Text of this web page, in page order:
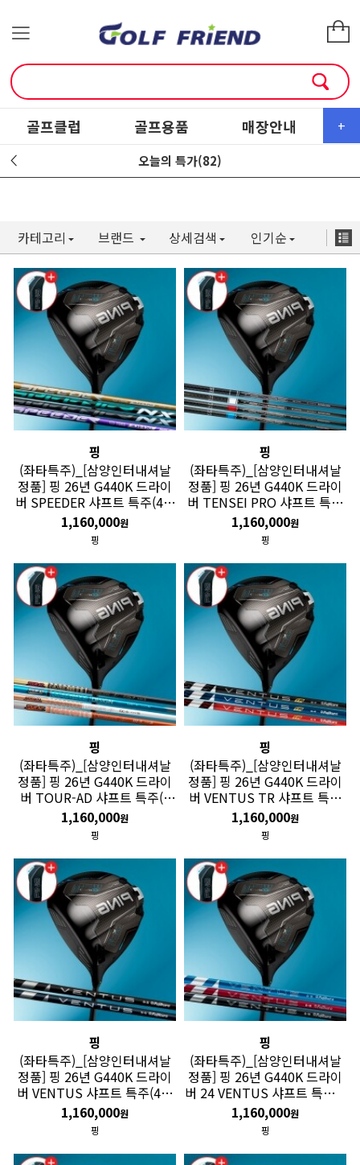
+
골프클럽 골프용품 매장안내 소
오늘의 특가(82)
카테고리 브랜드 상세검색 인기순
핑
(좌타특주)_[삼양인터내셔날
정품] 핑 26년 G440K 드라이
버 SPEEDER 샤프트 특주(4주
소요) GF
1,160,000원
핑
핑
(좌타특주)_[삼양인터내셔날
정품] 핑 26년 G440K 드라이
버 TENSEI PRO 샤프트 특주
(4주 소요) GF
1,160,000원
핑
핑
(좌타특주)_[삼양인터내셔날
정품] 핑 26년 G440K 드라이
버 TOUR-AD 샤프트 특주(4
주 소요) GF
1,160,000원
핑
핑
(좌타특주)_[삼양인터내셔날
정품] 핑 26년 G440K 드라이
버 VENTUS TR 샤프트 특주
(4주 소요) GF
1,160,000원
핑
핑
(좌타특주)_[삼양인터내셔날
정품] 핑 26년 G440K 드라이
버 VENTUS 샤프트 특주(4주
소요) GF
1,160,000원
핑
핑
(좌타특주)_[삼양인터내셔날
정품] 핑 26년 G440K 드라이
버 24 VENTUS 샤프트 특주(4
주 소요) GF
1,160,000원
핑